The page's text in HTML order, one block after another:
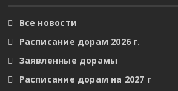
Все новости
Расписание дорам 2026 г.
Заявленные дорамы
Расписание дорам на 2027 г